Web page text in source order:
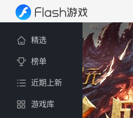
精选
榜单
近期上新
游戏库